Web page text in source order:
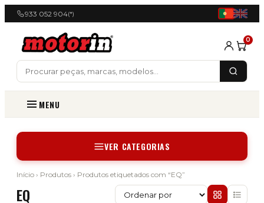
933 052 904(*)
0
MENU
VER CATEGORIAS
Início › Produtos › Produtos etiquetados com “EQ”
EQ